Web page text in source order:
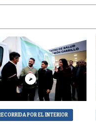
POR EL INTERIOR